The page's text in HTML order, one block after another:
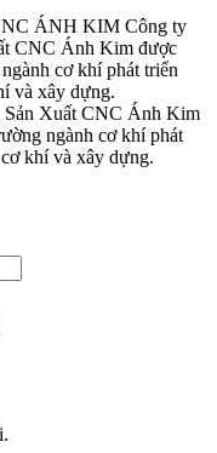
ÁNH KIM Công ty
CNC Ánh Kim được
cơ khí phát triển
và xây dựng.
Xuất CNC Ánh Kim
ngành cơ khí phát
khí và xây dựng.